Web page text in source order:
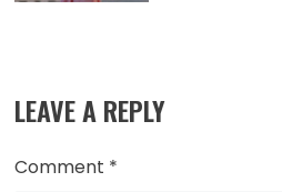
LEAVE A REPLY
Comment *